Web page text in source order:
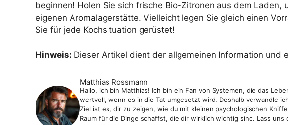
beginnen! Holen Sie sich frische Bio-Zitronen aus dem Laden,
eigenen Aromalagerstätte. Vielleicht legen Sie gleich einen
Sie für jede Kochsituation gerüstet!
Hinweis: Dieser Artikel dient der allgemeinen Information und
Matthias Rossmann
Hallo, ich bin Matthias! Ich bin ein Fan von Systemen, die das
wertvoll, wenn es in die Tat umgesetzt wird. Deshalb verwandle
Ziel ist es, dir zu zeigen, wie du mit kleinen psychologischen
Raum für die Dinge schaffst, die dir wirklich wichtig sind. Lass uns